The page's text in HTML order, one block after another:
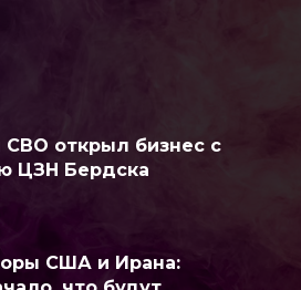
СВО открыл бизнес с
ЦЗН Бердска
США и Ирана: